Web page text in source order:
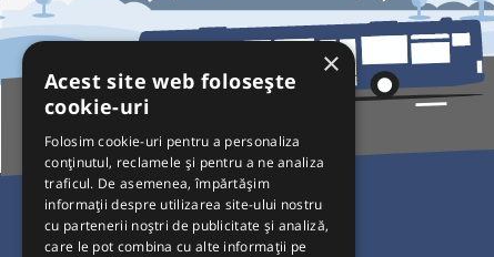
Pentru Călători
Curse autobuz
×
Acest site web folosește
cookie-uri
Folosim cookie-uri pentru a personaliza
conținutul, reclamele și pentru a ne analiza
traficul. De asemenea, împărtășim
informații despre utilizarea site-ului nostru
cu partenerii noștri de publicitate și analiză,
care le pot combina cu alte informații pe